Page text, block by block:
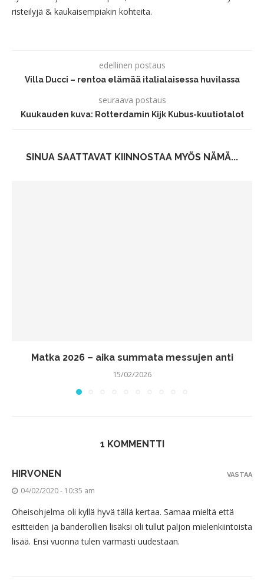
risteilyjä & kaukaisempiakin kohteita.
edellinen postaus
Villa Ducci – rentoa elämää italialaisessa huvilassa
seuraava postaus
Kuukauden kuva: Rotterdamin Kijk Kubus-kuutiotalot
SINUA SAATTAVAT KIINNOSTAA MYÖS NÄMÄ...
Matka 2026 – aika summata messujen anti
15/02/2026
1 KOMMENTTI
HIRVONEN
04/02/2020 - 10:35 am
Oheisohjelma oli kyllä hyvä tällä kertaa. Samaa mieltä että
esitteiden ja banderollien lisäksi oli tullut paljon mielenkiintoista
lisää. Ensi vuonna tulen varmasti uudestaan.
VASTAA